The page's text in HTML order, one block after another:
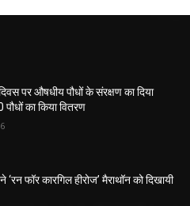
पर औषधीय पौधों के संरक्षण का दिया
का किया वितरण
‘रन फॉर कारगिल हीरोज’ मैराथॉन को दिखायी